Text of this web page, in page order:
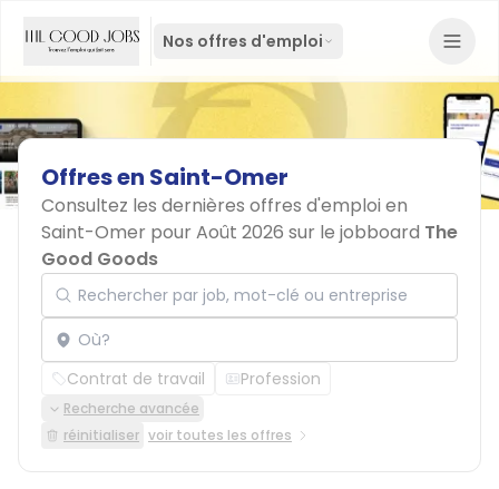
Nos offres d'emploi
Offresen Saint-Omer
Consultez les dernières offres d'emploi en
Saint-Omer pour Août 2026 sur le jobboard The
Good Goods
Rechercher par job, mot-clé ou entreprise
Localisation
Contrat de travail Profession
Recherche avancée
réinitialiser voir toutes les offres